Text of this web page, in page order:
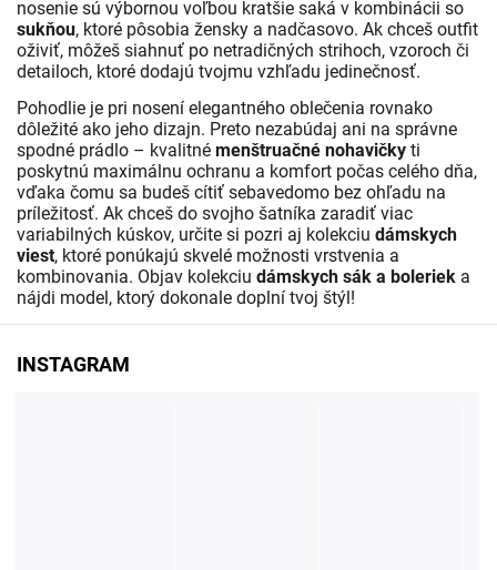
nosenie sú výbornou voľbou kratšie saká v kombinácii so
sukňou, ktoré pôsobia žensky a nadčasovo. Ak chceš outfit
oživiť, môžeš siahnuť po netradičných strihoch, vzoroch či
detailoch, ktoré dodajú tvojmu vzhľadu jedinečnosť.
Pohodlie je pri nosení elegantného oblečenia rovnako
dôležité ako jeho dizajn. Preto nezabúdaj ani na správne
spodné prádlo – kvalitné menštruačné nohavičky ti
poskytnú maximálnu ochranu a komfort počas celého dňa,
vďaka čomu sa budeš cítiť sebavedomo bez ohľadu na
príležitosť. Ak chceš do svojho šatníka zaradiť viac
variabilných kúskov, určite si pozri aj kolekciu dámskych
viest, ktoré ponúkajú skvelé možnosti vrstvenia a
kombinovania. Objav kolekciu dámskych sák a boleriek a
nájdi model, ktorý dokonale doplní tvoj štýl!
INSTAGRAM